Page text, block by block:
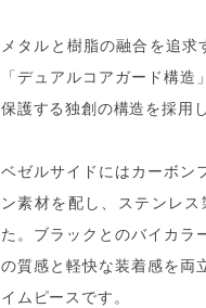
メタルと樹脂の融合を追
「デュアルコアガード構
保護する独創の構造を採用
ベゼルサイドにはカーボン
ン素材を配し、ステンレ
た。ブラックとのバイカラ
の質感と軽快な装着感を両
イムピースです。